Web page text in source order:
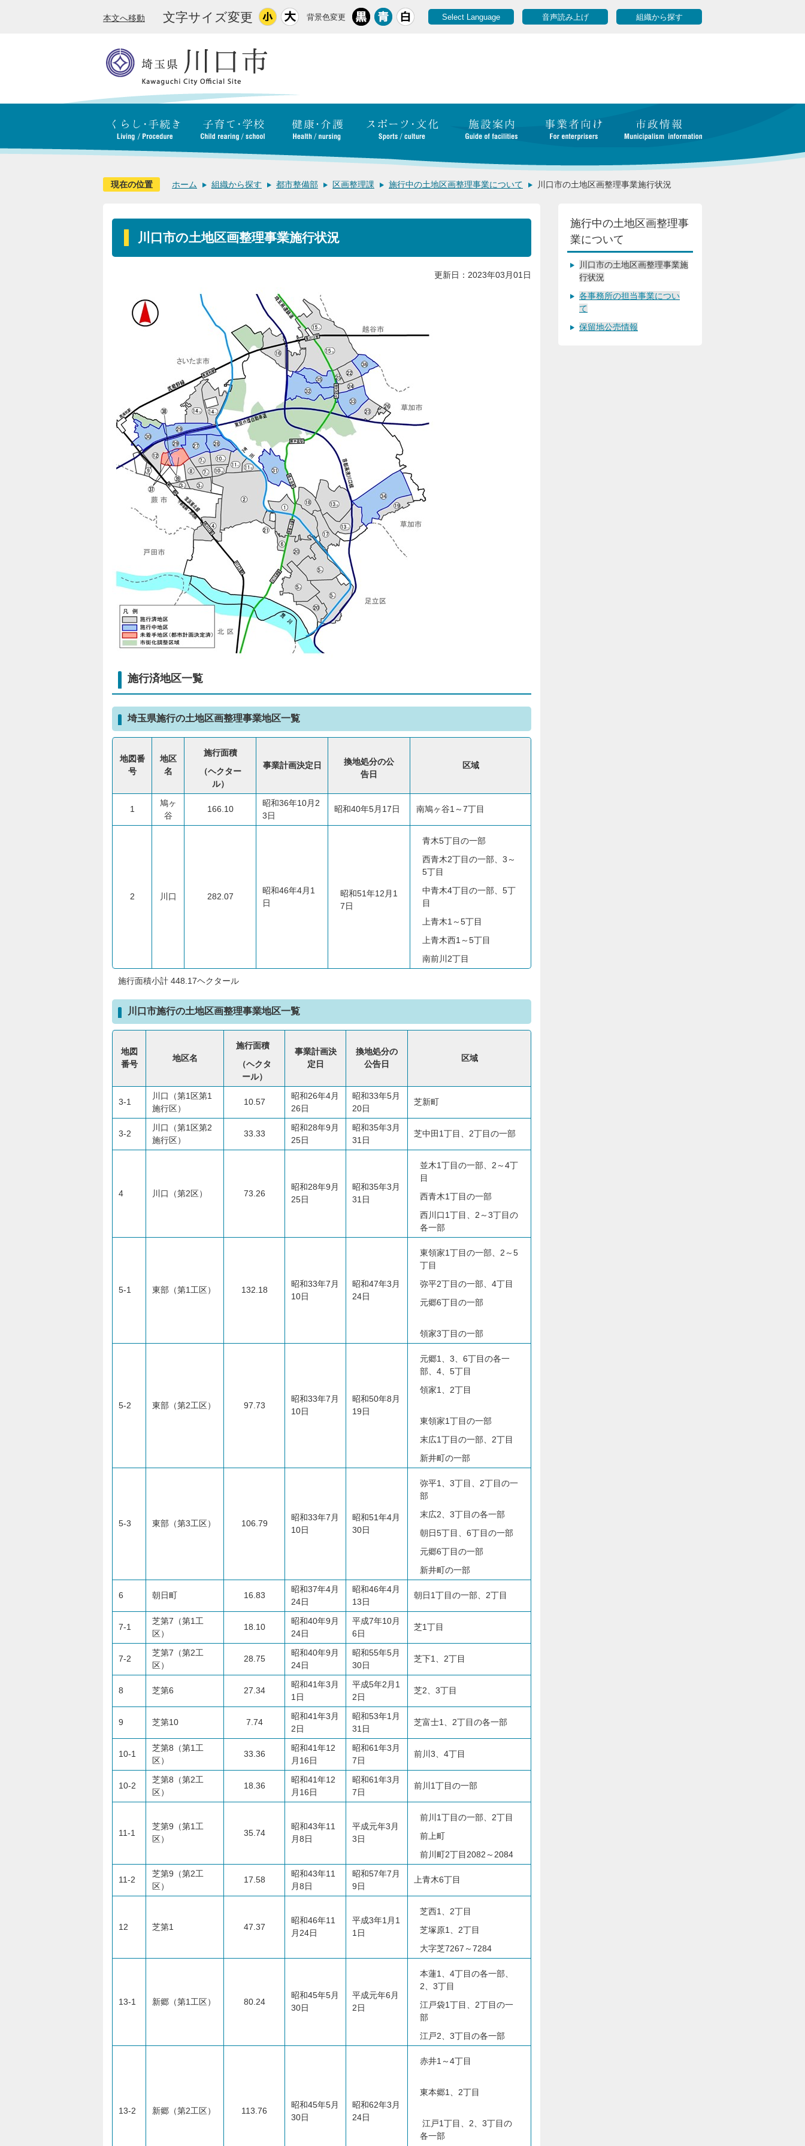
本文へ移動 文字サイズ変更 背景色変更 Select Language 音声読み上げ 組織から探す
現在の位置 ホーム 組織から探す 都市整備部 区画整理課 施行中の土地区画整理事業について 川口市の土地区画整理事業施行状況
川口市の土地区画整理事業施行状況
更新日：2023年03月01日
施行済地区一覧
埼玉県施行の土地区画整理事業地区一覧
地図番
号
地区
名
施行面積
（ヘクター
ル）
事業計画決定日
換地処分の公
告日
区域
1
鳩ヶ
谷
166.10
昭和36年10月2
3日
昭和40年5月17日 南鳩ヶ谷1～7丁目
2 川口 282.07
昭和46年4月1
日
昭和51年12月1
7日
青木5丁目の一部
西青木2丁目の一部、3～
5丁目
中青木4丁目の一部、5丁
目
上青木1～5丁目
上青木西1～5丁目
南前川2丁目
施行面積小計 448.17ヘクタール
川口市施行の土地区画整理事業地区一覧
地図
番号
地区名
施行面積
（ヘクタ
ール）
事業計画決
定日
換地処分の
公告日
区域
3-1
川口（第1区第1
施行区）
10.57
昭和26年4月
26日
昭和33年5月
20日
芝新町
3-2
川口（第1区第2
施行区）
33.33
昭和28年9月
25日
昭和35年3月
31日
芝中田1丁目、2丁目の一部
4 川口（第2区） 73.26
昭和28年9月
25日
昭和35年3月
31日
並木1丁目の一部、2～4丁
目
西青木1丁目の一部
西川口1丁目、2～3丁目の
各一部
5-1 東部（第1工区） 132.18
昭和33年7月
10日
昭和47年3月
24日
東領家1丁目の一部、2～5
丁目
弥平2丁目の一部、4丁目
元郷6丁目の一部
領家3丁目の一部
5-2 東部（第2工区） 97.73
昭和33年7月
10日
昭和50年8月
19日
元郷1、3、6丁目の各一
部、4、5丁目
領家1、2丁目
東領家1丁目の一部
末広1丁目の一部、2丁目
新井町の一部
5-3 東部（第3工区） 106.79
昭和33年7月
10日
昭和51年4月
30日
弥平1、3丁目、2丁目の一
部
末広2、3丁目の各一部
朝日5丁目、6丁目の一部
元郷6丁目の一部
新井町の一部
6 朝日町 16.83
昭和37年4月
24日
昭和46年4月
13日
朝日1丁目の一部、2丁目
7-1
芝第7（第1工
区）
18.10
昭和40年9月
24日
平成7年10月
6日
芝1丁目
7-2
芝第7（第2工
区）
28.75
昭和40年9月
24日
昭和55年5月
30日
芝下1、2丁目
8 芝第6 27.34
昭和41年3月
1日
平成5年2月1
2日
芝2、3丁目
9 芝第10 7.74
昭和41年3月
2日
昭和53年1月
31日
芝富士1、2丁目の各一部
10-1
芝第8（第1工
区）
33.36
昭和41年12
月16日
昭和61年3月
7日
前川3、4丁目
10-2
芝第8（第2工
区）
18.36
昭和41年12
月16日
昭和61年3月
7日
前川1丁目の一部
11-1
芝第9（第1工
区）
35.74
昭和43年11
月8日
平成元年3月
3日
前川1丁目の一部、2丁目
前上町
前川町2丁目2082～2084
11-2
芝第9（第2工
区）
17.58
昭和43年11
月8日
昭和57年7月
9日
上青木6丁目
12 芝第1 47.37
昭和46年11
月24日
平成3年1月1
1日
芝西1、2丁目
芝塚原1、2丁目
大字芝7267～7284
13-1 新郷（第1工区） 80.24
昭和45年5月
30日
平成元年6月
2日
本蓮1、4丁目の各一部、
2、3丁目
江戸袋1丁目、2丁目の一
部
江戸2、3丁目の各一部
13-2 新郷（第2工区） 113.76
昭和45年5月
30日
昭和62年3月
24日
赤井1～4丁目
東本郷1、2丁目
江戸1丁目、2、3丁目の
各一部
施行中の土地区画整理事
業について
川口市の土地区画整理事業施
行状況
各事務所の担当事業につい
て
保留地公売情報